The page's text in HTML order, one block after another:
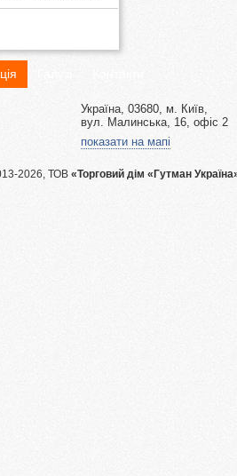
Вы, что первые виды
известные
Китая.
Україна, 03680, м. Київ,
вул. Малинська, 16, офіс 2
показати на мапі
2026, ТОВ «Торговий дім «Гутман